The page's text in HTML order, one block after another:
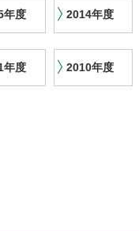
年度 2014年度
年度 2010年度